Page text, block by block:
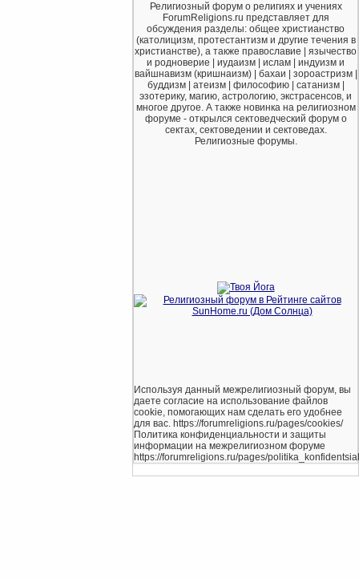
Религиозный форум о религиях и учениях
ForumReligions.ru представляет для
обсуждения разделы: общее христианство
(католицизм, протестантизм и другие течения в
христианстве), а также православие | язычество
и родноверие | иудаизм | ислам | индуизм и
вайшнавизм (кришнаизм) | бахаи | зороастризм |
буддизм | атеизм | философию | сатанизм |
эзотерику, магию, астрологию, экстрасенсов, и
многое другое. А также новинка на религиозном
форуме - открылся сектоведческий форум о
сектах, сектоведении и сектоведах.
Религиозные форумы.
Используя данный межрелигиозный форум, вы
даете согласие на использование файлов
cookie, помогающих нам сделать его удобнее
для вас. https://forumreligions.ru/pages/cookies/
Политика конфиденциальности и защиты
информации на межрелигиозном форуме
https://forumreligions.ru/pages/